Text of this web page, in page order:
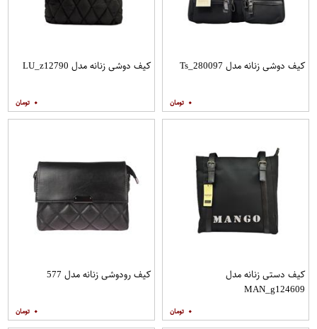
کیف دوشی زنانه مدل Ts_280097
۰
کیف دوشی زنانه مدل LU_z12790
۰
کیف دستی زنانه مدل
MAN_g124609
۰
کیف رودوشی زنانه مدل 577
۰